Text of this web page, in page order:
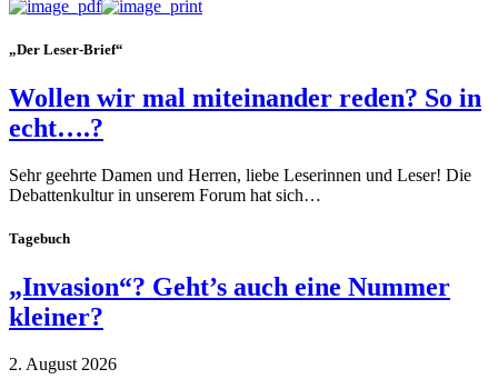
„Der Leser-Brief“
Wollen wir mal miteinander reden? So in
echt….?
Sehr geehrte Damen und Herren, liebe Leserinnen und Leser! Die
Debattenkultur in unserem Forum hat sich…
Tagebuch
„Invasion“? Geht’s auch eine Nummer
kleiner?
2. August 2026